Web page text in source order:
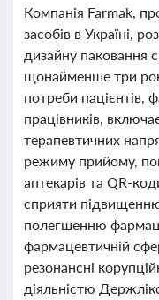
Компанія Farmak,
засобів в Україні,
дизайну паковання
щонайменше три
потреби пацієнтів,
працівників,
терапевтичних
режиму прийому,
аптекарів та QR-
сприяти
полегшенню
фармацевтичній
резонансні
діяльністю